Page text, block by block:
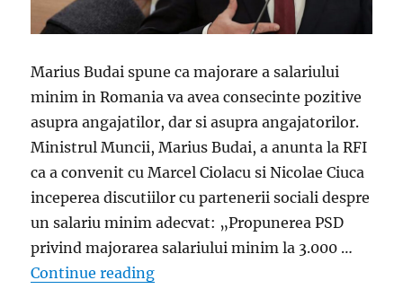
Marius Budai spune ca majorare a salariului
minim in Romania va avea consecinte pozitive
asupra angajatilor, dar si asupra angajatorilor.
Ministrul Muncii, Marius Budai, a anunta la RFI
ca a convenit cu Marcel Ciolacu si Nicolae Ciuca
inceperea discutiilor cu partenerii sociali despre
un salariu minim adecvat: „Propunerea PSD
privind majorarea salariului minim la 3.000 …
Continue reading„Marius Budai a facut anuntul